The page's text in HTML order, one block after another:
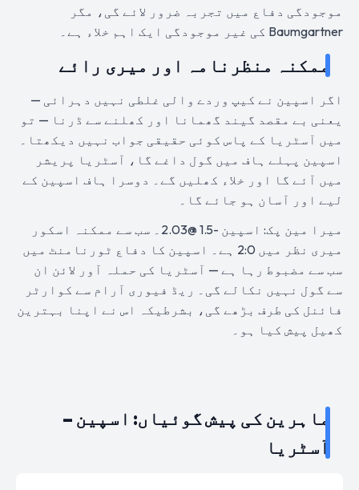
موجودگی دفاع میں تجربہ ضرور لائے گی، مگر
Baumgartner کی غیر موجودگی ایک اہم خلاء ہے۔
ممکنہ منظرنامہ اور میری رائے
اگر اسپین نے کیپ وردے والی غلطی نہیں دہرائی —
یعنی بے مقصد گیند گھمانا اور کھلنے سے ڈرنا — تو
میں آسٹریا کے پاس کوئی حقیقی جواب نہیں دیکھتا۔
اسپین پہلے ہاف میں گول داغے گا، آسٹریا پریشر
میں آئے گا اور خلاء کھلیں گے۔ دوسرا ہاف اسپین کے
لیے اور آسان ہو جائے گا۔
میرا مین پک: اسپین -1.5 @2.03۔ سب سے ممکنہ اسکور
میری نظر میں 2:0 ہے۔ اسپین کا دفاع ٹورنامنٹ میں
سب سے مضبوط رہا ہے — آسٹریا کی حملہ آور لائن ان
سے گول نہیں نکالے گی۔ ریڈ فیوری آرام سے کوارٹر
فائنل کی طرف بڑھے گی، بشرطیکہ اس نے اپنا بہترین
کھیل پیش کیا ہو۔
ماہرین کی پیش گوئیاں: اسپین –
آسٹریا